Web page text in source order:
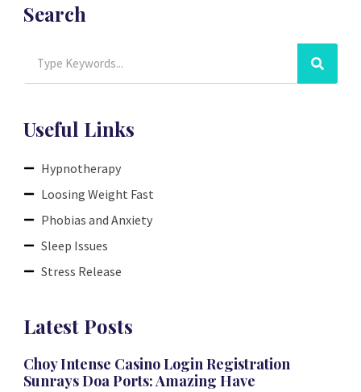
Search
Useful Links
Hypnotherapy
Loosing Weight Fast
Phobias and Anxiety
Sleep Issues
Stress Release
Latest Posts
Choy Intense Casino Login Registration
Sunrays Doa Ports: Amazing Have